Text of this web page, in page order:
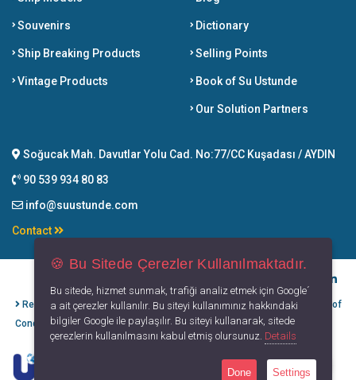
Souvenirs
Ship Breaking Products
Vintage Products
Dictionary
Selling Points
Book of Su Ustunde
Our Solution Partners
Soğucak Mah. Davutlar Yolu Cad. No:77/CC Kuşadası / AYDIN
90 539 934 80 83
info@suustunde.com
Contact
Refund Cancellation
Conditions
Protection of
Personal Data
Privacy
Principles
Terms of
Use
🍪 Bu Sitede Çerezler Kullanılmaktadır.
Bu sitede, hizmet sunmak, trafiği analiz etmek için Google´
a ait çerezler kullanılır. Bu siteyi kullanımınız hakkındaki
bilgiler Google ile paylaşılır. Bu siteyi kullanarak, sitede
çerezlerin kullanılmasını kabul etmiş olursunuz. Details
Done Settings